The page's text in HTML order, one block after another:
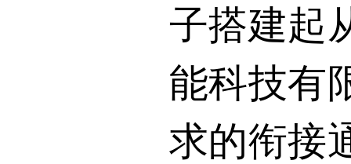
子搭建起
能科技有
求的衔接